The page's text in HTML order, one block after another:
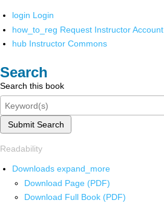
login Login
how_to_reg Request Instructor Account
hub Instructor Commons
Search
Search this book
Submit Search
Readability
Downloads expand_more
Download Page (PDF)
Download Full Book (PDF)